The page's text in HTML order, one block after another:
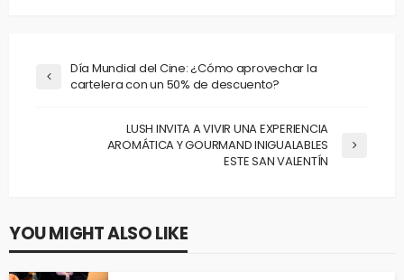
Día Mundial del Cine: ¿Cómo aprovechar la
cartelera con un 50% de descuento?
LUSH INVITA A VIVIR UNA EXPERIENCIA
AROMÁTICA Y GOURMAND INIGUALABLES
ESTE SAN VALENTÍN
YOU MIGHT ALSO LIKE